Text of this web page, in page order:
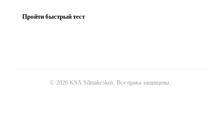
Пройти быстрый тест
© 2026 KSA Silmakeskus. Все права защищены.